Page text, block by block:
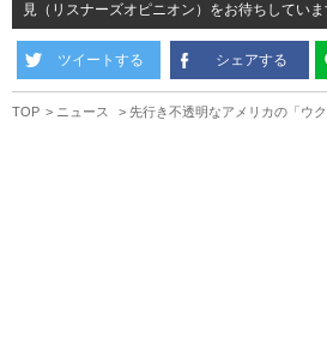
見（リスナーズオピニオン）をお待ちしていま
ツイートする シェアする
TOP ニュース 先行き不透明なアメリカの「ウク